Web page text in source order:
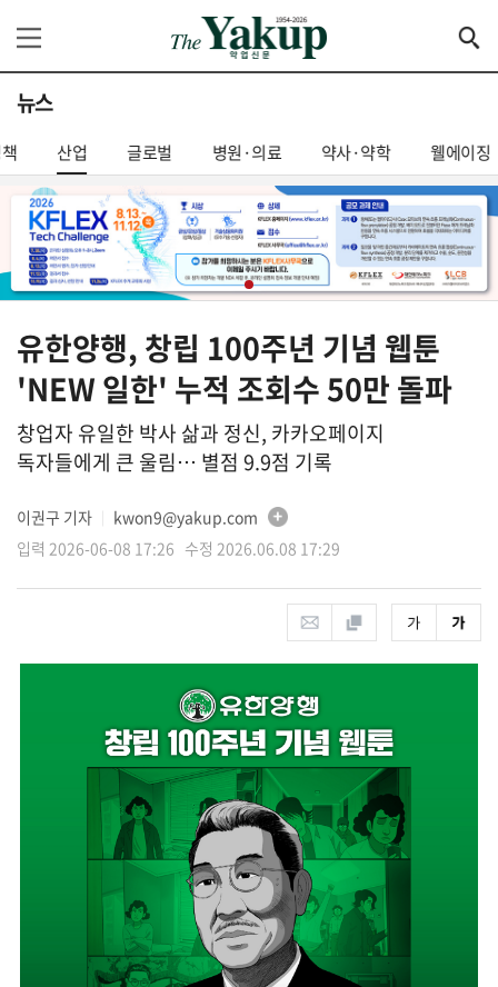
뉴스
산업 글로벌 병원·의료 약사·약학 웰에이징
유한양행, 창립 100주년 기념 웹툰
'NEW 일한' 누적 조회수 50만 돌파
창업자 유일한 박사 삶과 정신, 카카오페이지
독자들에게 큰 울림… 별점 9.9점 기록
이권구 기자
kwon9@yakup.com
입력 2026-06-08 17:26 수정 2026.06.08 17:29